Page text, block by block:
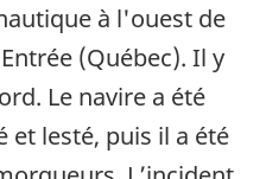
à l'ouest de
(Québec). Il y
Le navire a été
et lesté, puis il a été